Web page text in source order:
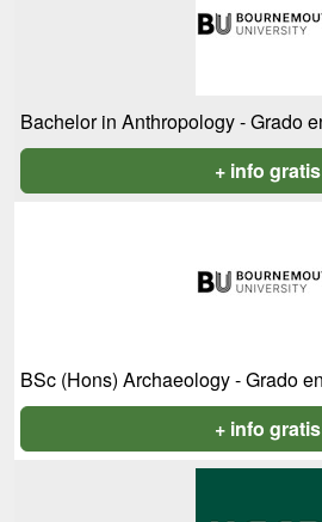
Bachelor in Anthropology - Grado
+ info gratis
BSc (Hons) Archaeology - Grado
+ info gratis